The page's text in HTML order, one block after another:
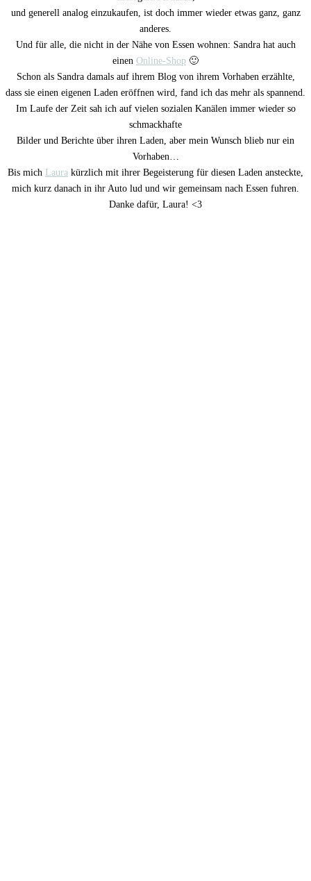
und generell analog einzukaufen, ist doch immer wieder etwas ganz, ganz
anderes.
Und für alle, die nicht in der Nähe von Essen wohnen: Sandra hat auch
einen Online-Shop 🙂
Schon als Sandra damals auf ihrem Blog von ihrem Vorhaben erzählte,
dass sie einen eigenen Laden eröffnen wird, fand ich das mehr als spannend.
Im Laufe der Zeit sah ich auf vielen sozialen Kanälen immer wieder so
schmackhafte
Bilder und Berichte über ihren Laden, aber mein Wunsch blieb nur ein
Vorhaben…
Bis mich Laura kürzlich mit ihrer Begeisterung für diesen Laden ansteckte,
mich kurz danach in ihr Auto lud und wir gemeinsam nach Essen fuhren.
Danke dafür, Laura! <3